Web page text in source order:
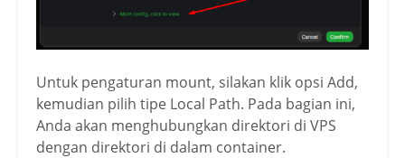
Untuk pengaturan mount, silakan klik opsi Add,
kemudian pilih tipe Local Path. Pada bagian ini,
Anda akan menghubungkan direktori di VPS
dengan direktori di dalam container.